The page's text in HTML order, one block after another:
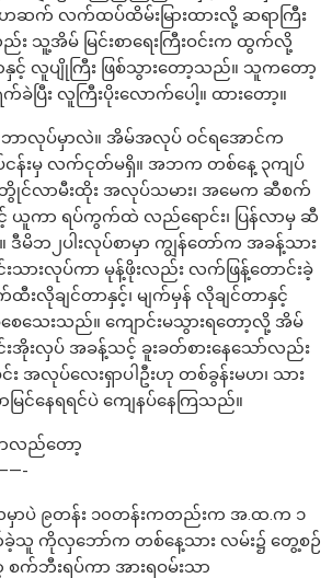
ဆက် လက်ထပ်ထိမ်းမြားထားလို့ ဆရာကြီး
သူ့အိမ် မြင်းစာရေးကြီးဝင်းက ထွက်လို့
နှင့် လူပျိုကြီး ဖြစ်သွားတော့သည်။ သူကတော့
ခဲပြီး လူကြီးပိုးလောက်ပေါ့။ ထားတော့။
ာ့ ဘာလုပ်မှာလဲ။ အိမ်အလုပ် ဝင်ရအောင်က
န်းမှ လက်ငုတ်မရှိ။ အဘက တစ်နေ့ ၃ကျပ်
က်ဘွိုင်လာမီးထိုး အလုပ်သမား၊ အမေက ဆီစက်
ယူကာ ရပ်ကွက်ထဲ လည်ရောင်း၊ ပြန်လာမှ ဆီ
ဒီမိဘ၂ပါးလုပ်စာမှာ ကျွန်တော်က အခန့်သား
သားလုပ်ကာ မုန့်ဖိုးလည်း လက်ဖြန့်တောင်းခဲ့
းလိုချင်တာနှင့်၊ မျက်မှန် လိုချင်တာနှင့်
သေးသည်။ ကျောင်းမသွားရတော့လို့ အိမ်
အိုးလှပ် အခန့်သင့် ခူးခတ်စားနေသော်လည်း
း အလုပ်လေးရှာပါဦးဟု တစ်ခွန်းမဟ၊ သား
မြင်နေရရင်ပဲ ကျေနပ်နေကြသည်။
လည်တော့
လမှာပဲ ၉တန်း ၁၀တန်းကတည်းက အ.ထ.က ၁
ခဲ့သူ ကိုလှဘော်က တစ်နေ့သား လမ်း၌ တွေ့စဉ်
စက်ဘီးရပ်ကာ အားရဝမ်းသာ